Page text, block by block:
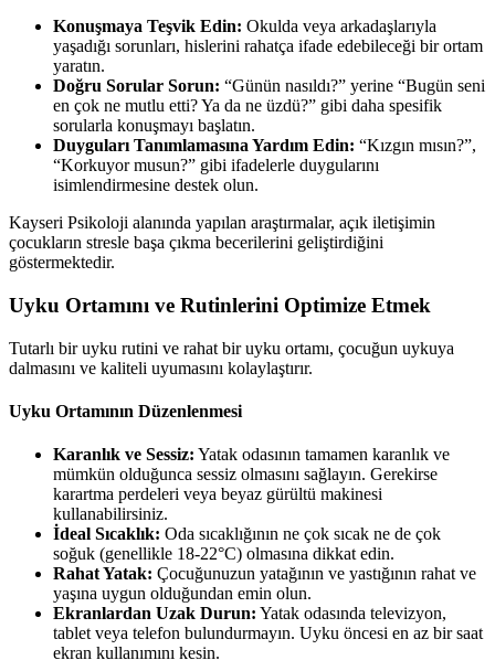
Konuşmaya Teşvik Edin: Okulda veya arkadaşlarıyla
yaşadığı sorunları, hislerini rahatça ifade edebileceği bir ortam
yaratın.
Doğru Sorular Sorun: “Günün nasıldı?” yerine “Bugün seni
en çok ne mutlu etti? Ya da ne üzdü?” gibi daha spesifik
sorularla konuşmayı başlatın.
Duyguları Tanımlamasına Yardım Edin: “Kızgın mısın?”,
“Korkuyor musun?” gibi ifadelerle duygularını
isimlendirmesine destek olun.
Kayseri Psikoloji alanında yapılan araştırmalar, açık iletişimin
çocukların stresle başa çıkma becerilerini geliştirdiğini
göstermektedir.
Uyku Ortamını ve Rutinlerini Optimize Etmek
Tutarlı bir uyku rutini ve rahat bir uyku ortamı, çocuğun uykuya
dalmasını ve kaliteli uyumasını kolaylaştırır.
Uyku Ortamının Düzenlenmesi
Karanlık ve Sessiz: Yatak odasının tamamen karanlık ve
mümkün olduğunca sessiz olmasını sağlayın. Gerekirse
karartma perdeleri veya beyaz gürültü makinesi
kullanabilirsiniz.
İdeal Sıcaklık: Oda sıcaklığının ne çok sıcak ne de çok
soğuk (genellikle 18-22°C) olmasına dikkat edin.
Rahat Yatak: Çocuğunuzun yatağının ve yastığının rahat ve
yaşına uygun olduğundan emin olun.
Ekranlardan Uzak Durun: Yatak odasında televizyon,
tablet veya telefon bulundurmayın. Uyku öncesi en az bir saat
ekran kullanımını kesin.